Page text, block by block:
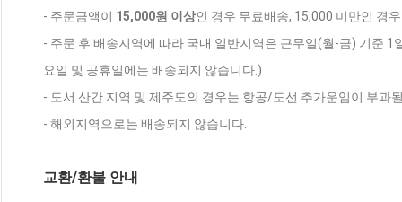
- 주문금액이 15,000원 이상인 경우 무료배송, 15,000 미만인 경
- 주문 후 배송지역에 따라 국내 일반지역은 근무일(월-금) 기준
요일 및 공휴일에는 배송되지 않습니다.)
- 도서 산간 지역 및 제주도의 경우는 항공/도선 추가운임이 부과
- 해외지역으로는 배송되지 않습니다.
교환/환불 안내